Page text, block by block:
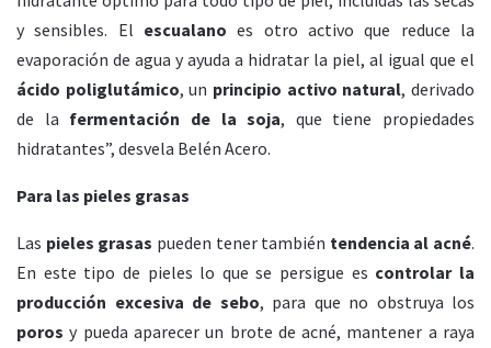
y sensibles. El escualano es otro activo que reduce la
evaporación de agua y ayuda a hidratar la piel, al igual que el
ácido poliglutámico, un principio activo natural, derivado
de la fermentación de la soja, que tiene propiedades
hidratantes”, desvela Belén Acero.
Para las pieles grasas
Las pieles grasas pueden tener también tendencia al acné.
En este tipo de pieles lo que se persigue es controlar la
producción excesiva de sebo, para que no obstruya los
poros y pueda aparecer un brote de acné, mantener a raya